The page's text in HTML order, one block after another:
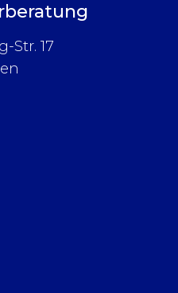
Str. 17